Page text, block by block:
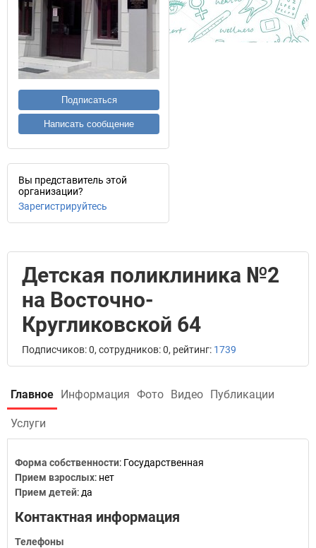
Подписаться
Написать сообщение
Вы представитель этой
организации?
Зарегистрируйтесь
Детская поликлиника №2
на Восточно-
Кругликовской 64
Подписчиков: 0, сотрудников: 0, рейтинг: 1739
Главное Информация Фото Видео Публикации
Услуги
Форма собственности: Государственная
Прием взрослых: нет
Прием детей: да
Контактная информация
Телефоны